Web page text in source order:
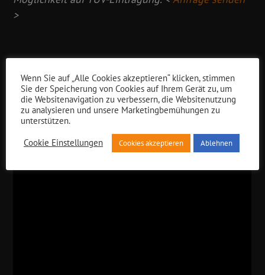
>
Wenn Sie auf „Alle Cookies akzeptieren“ klicken, stimmen
Sie der Speicherung von Cookies auf Ihrem Gerät zu, um
die Websitenavigation zu verbessern, die Websitenutzung
zu analysieren und unsere Marketingbemühungen zu
unterstützen.
Cookie Einstellungen
Cookies akzeptieren Ablehnen